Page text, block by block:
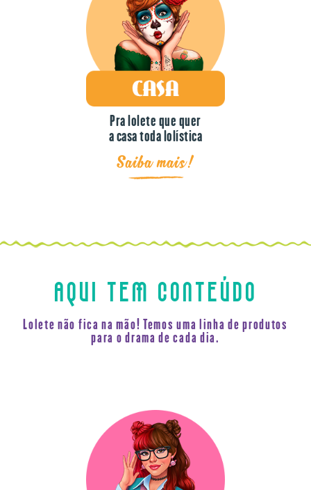
Pra lolete que quer
a casa toda lolística
Saiba mais!
AQUI TEM CONTEÚDO
Lolete não fica na mão! Temos uma linha de produtos
para o drama de cada dia.